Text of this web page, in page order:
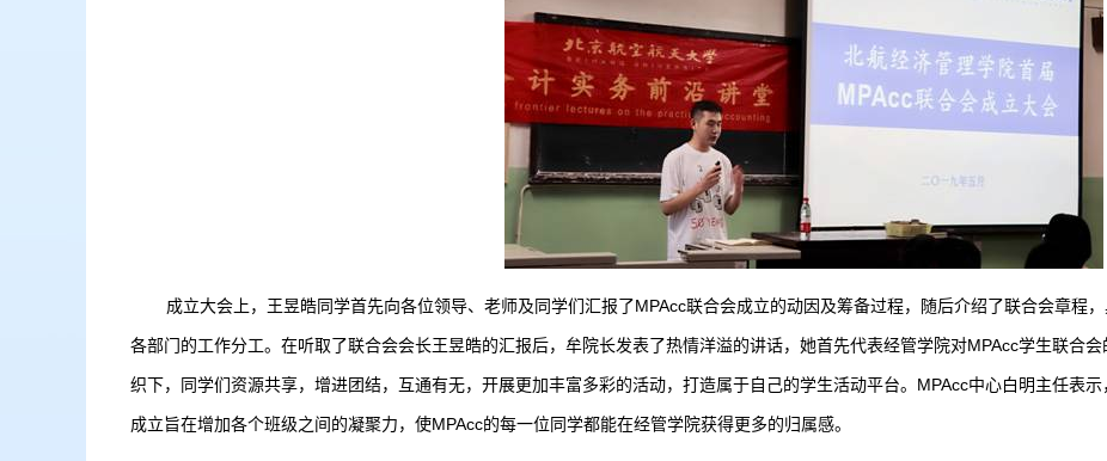
成立大会上，王昱皓同学首先向各位领导、老师及同学们汇报了MPAcc联合会成立的动因及筹备过程，随后介绍了联合会章程
各部门的工作分工。在听取了联合会会长王昱皓的汇报后，牟院长发表了热情洋溢的讲话，她首先代表经管学院对MPAcc学生联合
织下，同学们资源共享，增进团结，互通有无，开展更加丰富多彩的活动，打造属于自己的学生活动平台。MPAcc中心白明主任表
成立旨在增加各个班级之间的凝聚力，使MPAcc的每一位同学都能在经管学院获得更多的归属感。